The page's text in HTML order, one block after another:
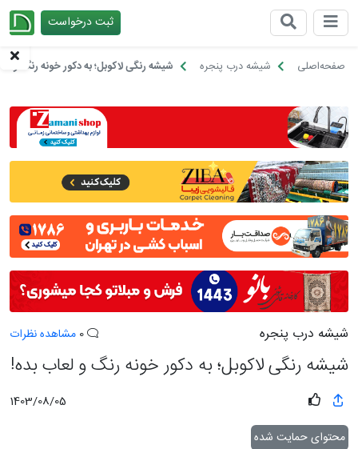
ثبت درخواست
صفحه‌اصلی شیشه درب پنجره شیشه رنگی لاکوبل؛ به دکور خونه رنگ و
شیشه درب پنجره مشاهده نظرات
شیشه رنگی لاکوبل؛ به دکور خونه رنگ و لعاب بده!
1403/08/05
محتوای حمایت شده